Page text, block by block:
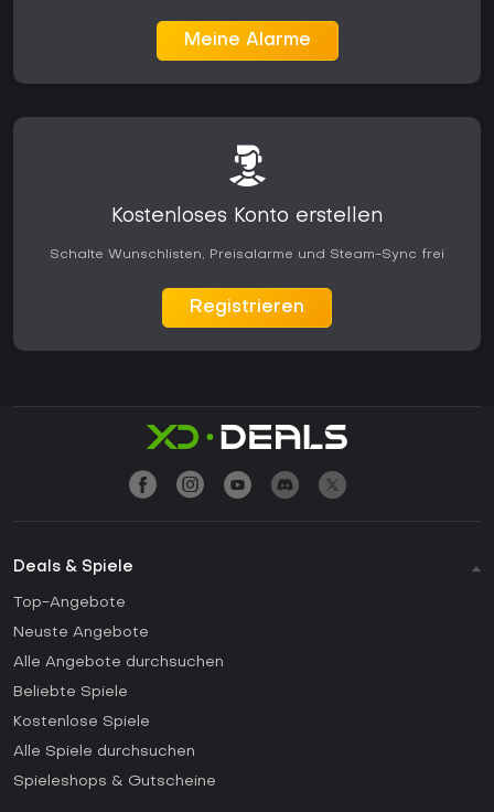
Meine Alarme
Kostenloses Konto erstellen
Schalte Wunschlisten, Preisalarme und Steam-Sync frei
Registrieren
Deals & Spiele
Top-Angebote
Neuste Angebote
Alle Angebote durchsuchen
Beliebte Spiele
Kostenlose Spiele
Alle Spiele durchsuchen
Spieleshops & Gutscheine